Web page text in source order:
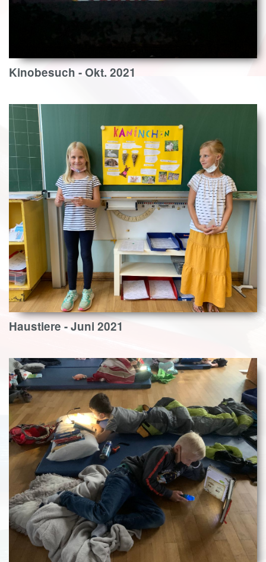
Kinobesuch - Okt. 2021
Haustiere - Juni 2021